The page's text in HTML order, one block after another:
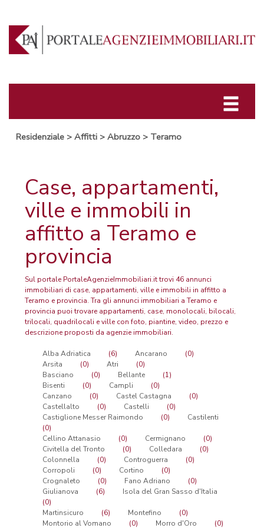
Residenziale > Affitti > Abruzzo > Teramo
Case, appartamenti,
ville e immobili in
affitto a Teramo e
provincia
Sul portale PortaleAgenzieImmobiliari.it trovi 46 annunci
immobiliari di case, appartamenti, ville e immobili in affitto a
Teramo e provincia. Tra gli annunci immobiliari a Teramo e
provincia puoi trovare appartamenti, case, monolocali, bilocali,
trilocali, quadrilocali e ville con foto, piantine, video, prezzo e
descrizione proposti da agenzie immobiliari.
Alba Adriatica (6) Ancarano
(0)
Arsita
(0) Atri
(0)
Basciano
(0) Bellante
(1)
Bisenti
(0) Campli
(0)
Canzano
(0) Castel Castagna
(0)
Castellalto
(0) Castelli
(0)
Castiglione Messer Raimondo
(0)
Castilenti
(0)
Cellino Attanasio
(0) Cermignano
(0)
Civitella del Tronto
(0) Colledara
(0)
Colonnella
(0) Controguerra
(0)
Corropoli
(0) Cortino
(0)
Crognaleto
(0) Fano Adriano
(0)
Giulianova
(6)
Isola del Gran Sasso d'Italia
(0)
Martinsicuro
(6) Montefino
(0)
Montorio al Vomano
(0) Morro d'Oro (0)